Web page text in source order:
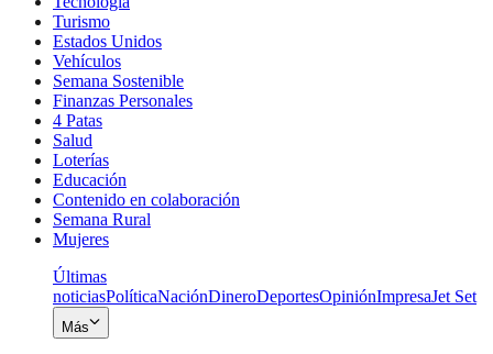
Turismo
Estados Unidos
Vehículos
Semana Sostenible
Finanzas Personales
4 Patas
Salud
Loterías
Educación
Contenido en colaboración
Semana Rural
Mujeres
Últimas
noticiasPolíticaNaciónDineroDeportesOpiniónImpresaJet Set
Más